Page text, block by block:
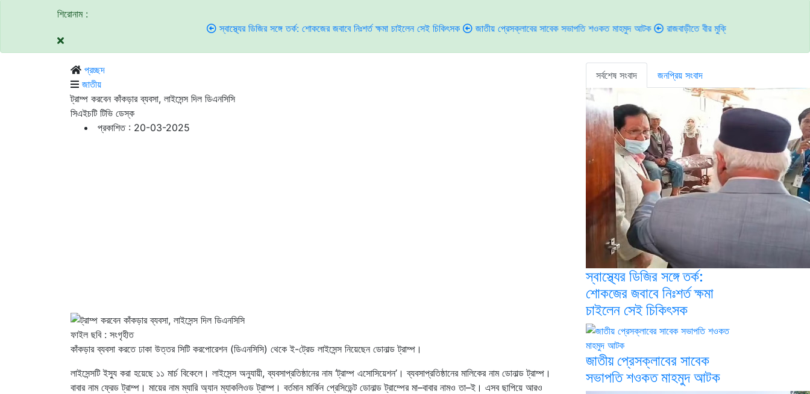
শিরোনাম :
স্বাস্থ্যের ডিজির সঙ্গে তর্ক: শোকজের জবাবে নিঃশর্ত ক্ষমা চাইলেন সেই চিকিৎসক
জাতীয় প্রেসক্লাবের সাবেক সভাপতি শওকত মাহমুদ আটক রাজবাড়ীতে বীর মুক্তিযোদ্ধাদের জন্য সংরক্ষিত কবরস্থানে
প্রচ্ছদ
জাতীয়
ট্রাম্প করবেন কাঁকড়ার ব্যবসা, লাইসেন্স দিল ডিএনসিসি
সিএইচটি টিভি ডেস্ক
প্রকাশিত : 20-03-2025
ফাইল ছবি : সংগৃহীত
কাঁকড়ার ব্যবসা করতে ঢাকা উত্তর সিটি করপোরেশন (ডিএনসিসি) থেকে ই-ট্রেড লাইসেন্স নিয়েছেন ডোনাল্ড ট্রাম্প।
লাইসেন্সটি ইস্যু করা হয়েছে ১১ মার্চ বিকেলে। লাইসেন্স অনুযায়ী, ব্যবসাপ্রতিষ্ঠানের নাম ‘ট্রাম্প এসোসিয়েশন’। ব্যবসাপ্রতিষ্ঠানের মালিকের নাম ডোনাল্ড ট্রাম্প।
বাবার নাম ফ্রেড ট্রাম্প। মায়ের নাম ম্যারি অ্যান ম্যাকলিওড ট্রাম্প। বর্তমান মার্কিন প্রেসিডেন্ট ডোনাল্ড ট্রাম্পের মা–বাবার নামও তা–ই। এসব ছাপিয়ে আরও
সর্বশেষ সংবাদ জনপ্রিয় সংবাদ
স্বাস্থ্যের ডিজির সঙ্গে তর্ক:
শোকজের জবাবে নিঃশর্ত ক্ষমা
চাইলেন সেই চিকিৎসক
জাতীয় প্রেসক্লাবের সাবেক
সভাপতি শওকত মাহমুদ আটক